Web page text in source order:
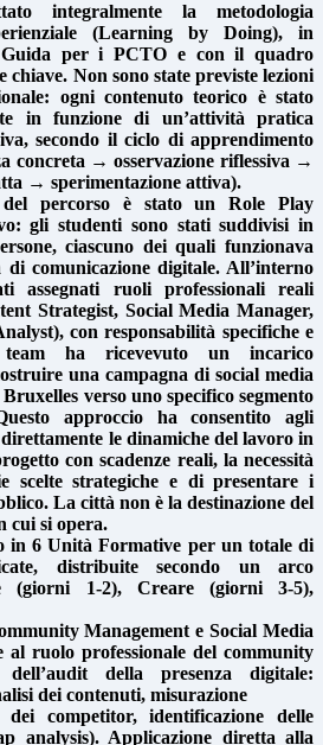
integralmente la metodologia
(Learning by Doing), in
Guida per i PCTO e con il quadro
chiave. Non sono state previste lezioni
ogni contenuto teorico è stato
in funzione di un’attività pratica
secondo il ciclo di apprendimento
concreta → osservazione riflessiva →
→ sperimentazione attiva).
percorso è stato un Role Play
gli studenti sono stati suddivisi in
ciascuno dei quali funzionava
di comunicazione digitale. All’interno
assegnati ruoli professionali reali
Strategist, Social Media Manager,
con responsabilità specifiche e
team ha ricevevuto un incarico
una campagna di social media
verso uno specifico segmento
approccio ha consentito agli
le dinamiche del lavoro in
con scadenze reali, la necessità
scelte strategiche e di presentare i
La città non è la destinazione del
cui si opera.
in 6 Unità Formative per un totale di
distribuite secondo un arco
(giorni 1-2), Creare (giorni 3-5),
Management e Social Media
ruolo professionale del community
dell’audit della presenza digitale:
dei contenuti, misurazione
dei competitor, identificazione delle
analysis). Applicazione diretta alla